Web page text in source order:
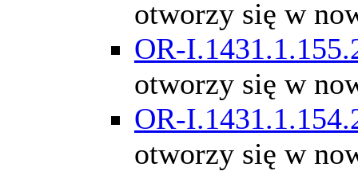
otworzy się w
OR-
otworzy się w
OR-
otworzy się w